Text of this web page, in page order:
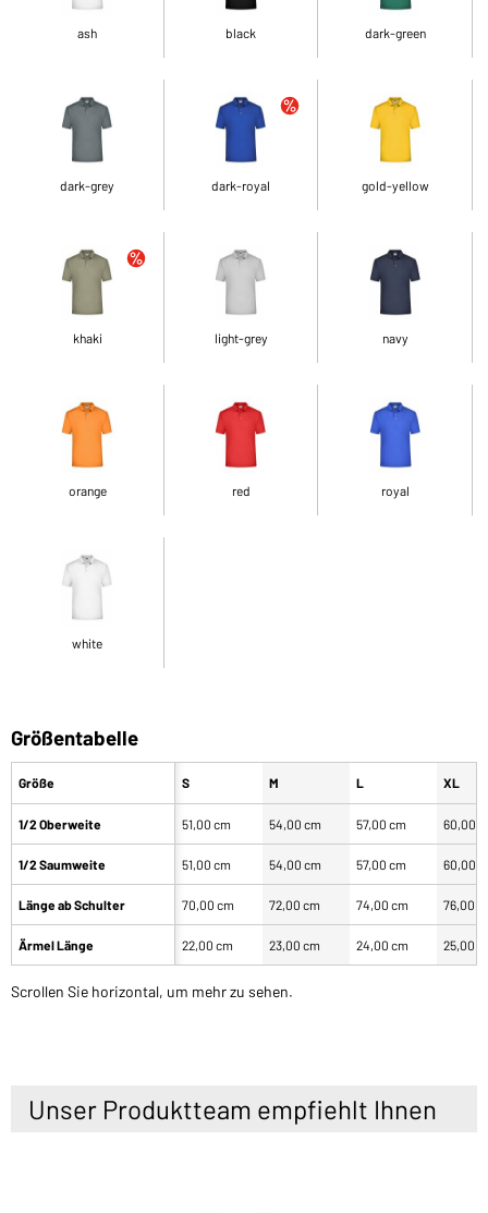
ash black dark-green
dark-grey dark-royal gold-yellow
khaki light-grey navy
orange red royal
white
Größentabelle
Größe
1/2 Oberweite
1/2 Saumweite
Länge ab Schulter
Ärmel Länge
S M L XL
51,00 cm 54,00 cm 57,00 cm 60,00
51,00 cm 54,00 cm 57,00 cm 60,00
70,00 cm 72,00 cm 74,00 cm 76,00
22,00 cm 23,00 cm 24,00 cm 25,00
Scrollen Sie horizontal, um mehr zu sehen.
Unser Produktteam empfiehlt Ihnen